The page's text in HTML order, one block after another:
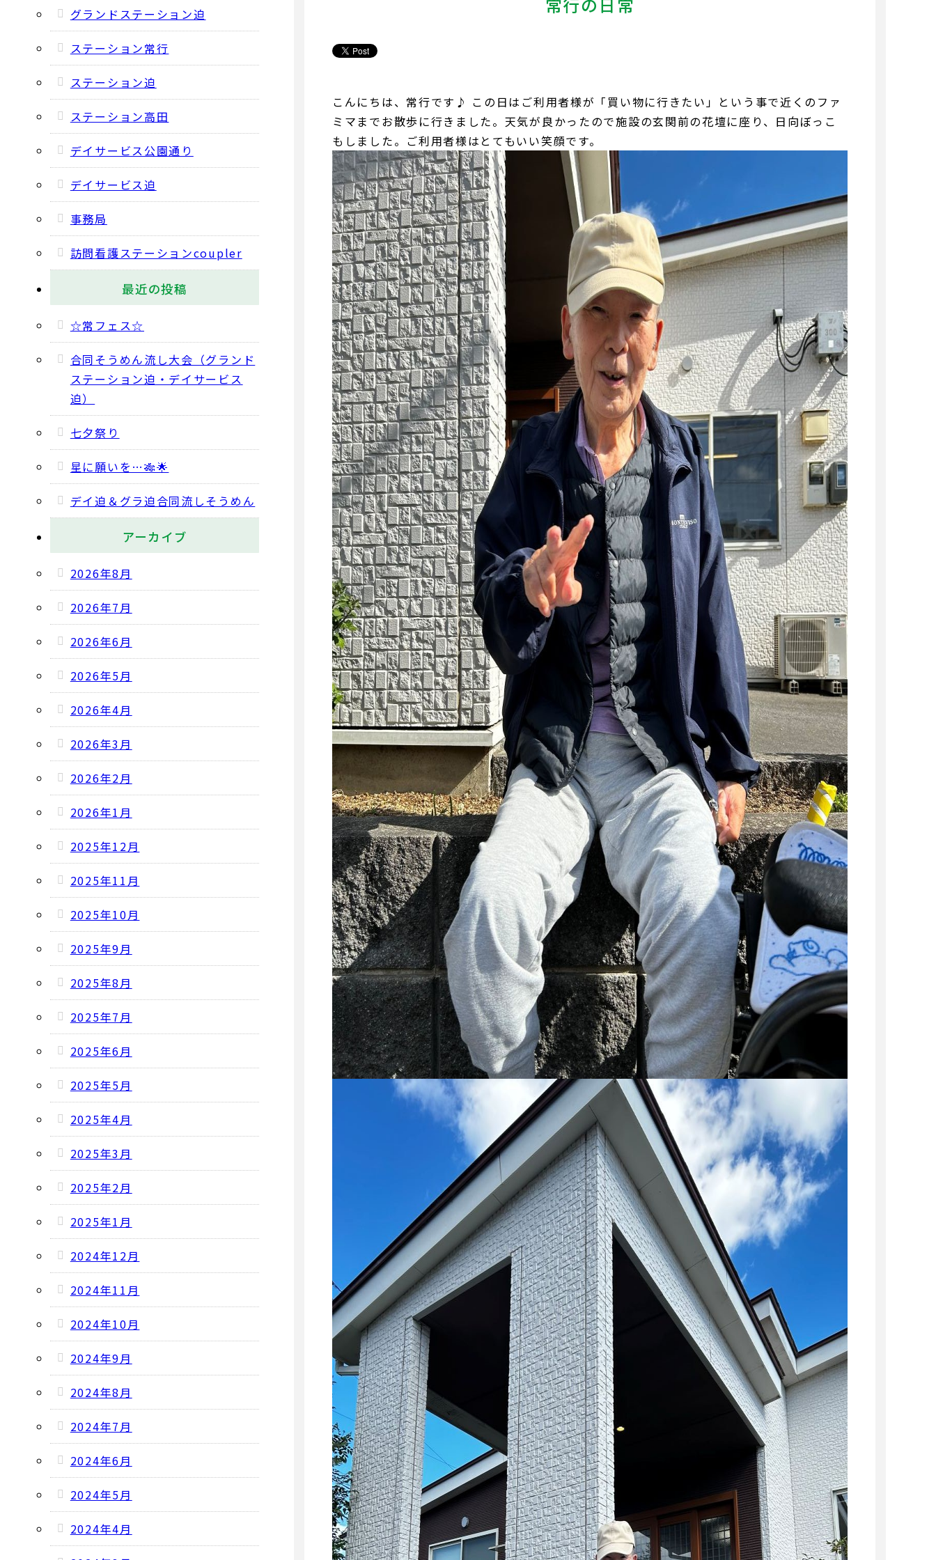
こんにちは、常行です♪ この日はご利用者様が「買い物に行きたい」という事で近くのファ
ミマまでお散歩に行きました。天気が良かったので施設の玄関前の花壇に座り、日向ぼっこ
もしました。ご利用者様はとてもいい笑顔です。
グランドステーション迫
ステーション常行
ステーション迫
ステーション高田
デイサービス公園通り
デイサービス迫
事務局
訪問看護ステーションcoupler
最近の投稿
☆常フェス☆
合同そうめん流し大会（グランド
ステーション迫・デイサービス
迫）
七夕祭り
星に願いを…🎋🌟
デイ迫＆グラ迫合同流しそうめん
アーカイブ
2026年8月
2026年7月
2026年6月
2026年5月
2026年4月
2026年3月
2026年2月
2026年1月
2025年12月
2025年11月
2025年10月
2025年9月
2025年8月
2025年7月
2025年6月
2025年5月
2025年4月
2025年3月
2025年2月
2025年1月
2024年12月
2024年11月
2024年10月
2024年9月
2024年8月
2024年7月
2024年6月
2024年5月
2024年4月